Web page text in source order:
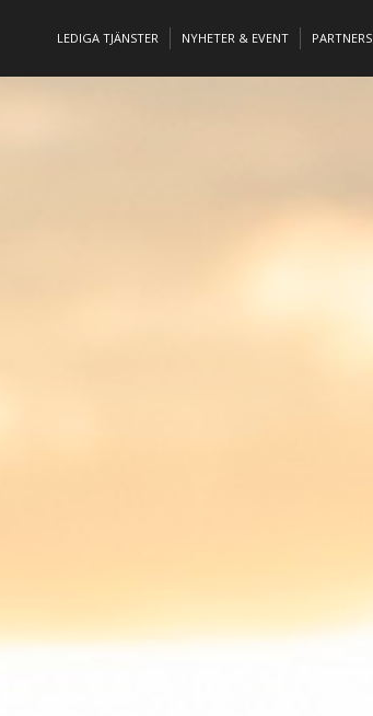
LEDIGA TJÄNSTER NYHETER & EVENT PARTNERS